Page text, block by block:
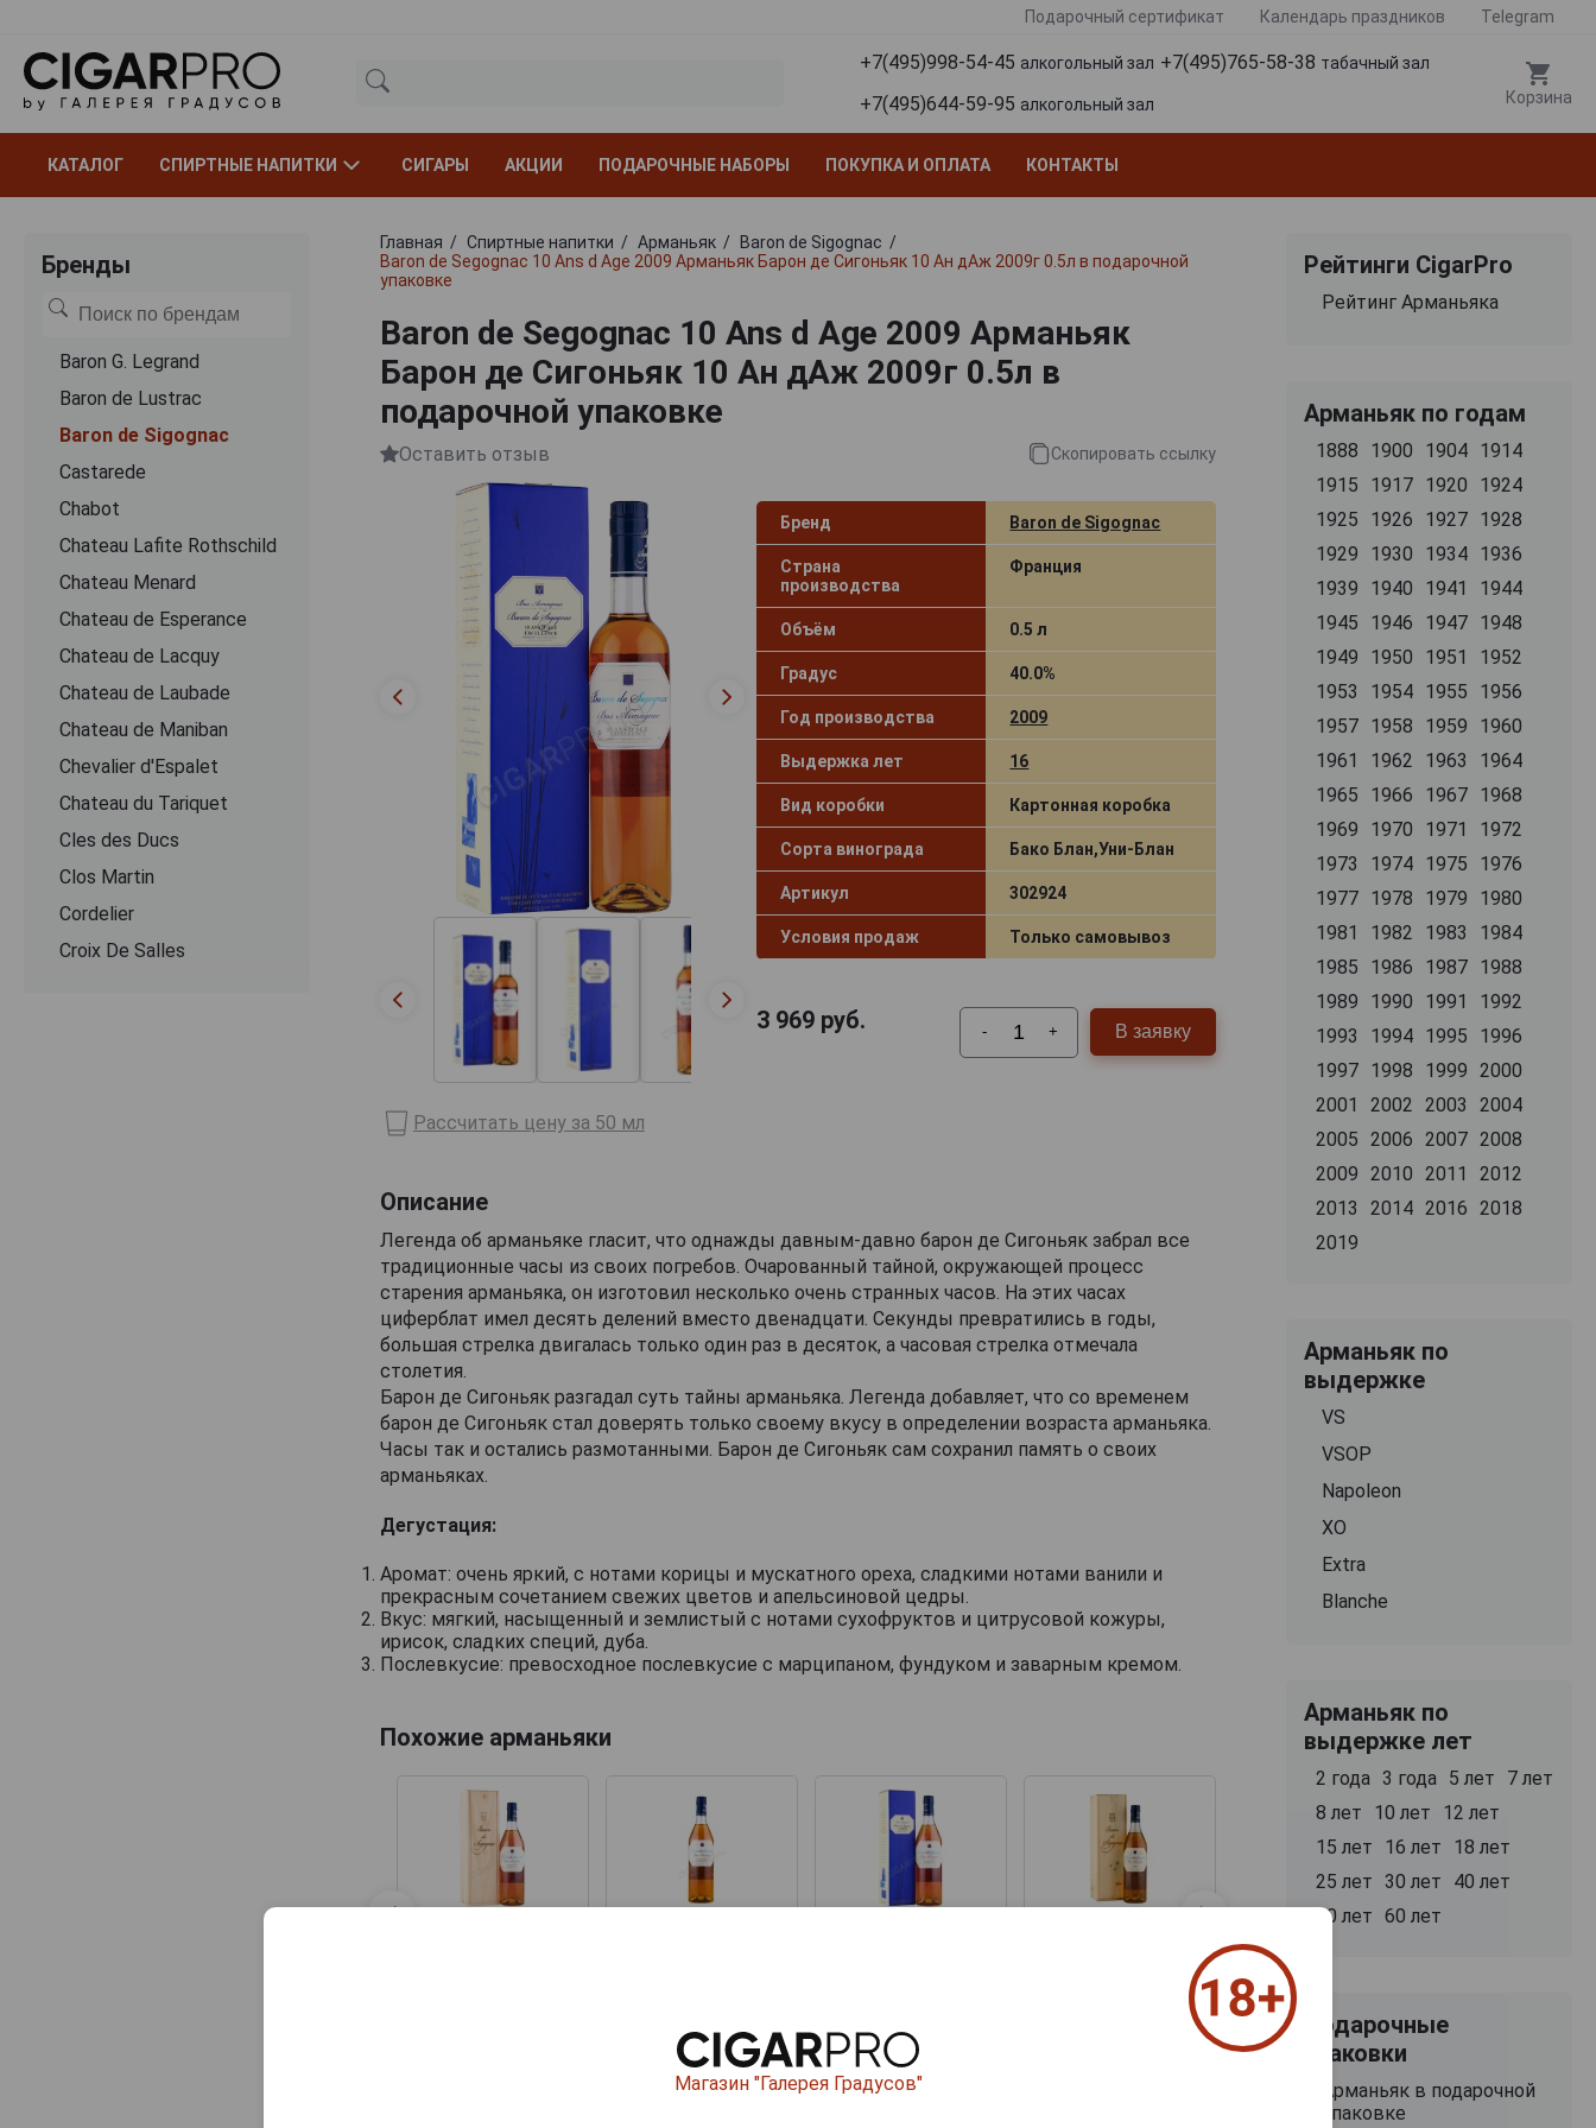
Подарочный сертификат Календарь праздников Telegram
+7(495)998-54-45 алкогольный зал +7(495)765-58-38 табачный зал
+7(495)644-59-95 алкогольный зал Корзина
КАТАЛОГ СПИРТНЫЕ НАПИТКИ СИГАРЫ АКЦИИ ПОДАРОЧНЫЕ НАБОРЫ ПОКУПКА И ОПЛАТА КОНТАКТЫ
Бренды
Baron G. Legrand
Baron de Lustrac
Baron de Sigognac
Castarede
Chabot
Chateau Lafite Rothschild
Chateau Menard
Chateau de Esperance
Chateau de Lacquy
Chateau de Laubade
Chateau de Maniban
Chevalier d'Espalet
Chаteau du Tariquet
Cles des Ducs
Clos Martin
Cordelier
Croix De Salles
Главная Спиртные напитки Арманьяк
Baron de Sigognac
Baron de Segognac 10 Ans d Age 2009 Арманьяк Барон де Сигоньяк 10 Ан дАж 2009г 0.5л в подарочной
упаковке
Baron de Segognac 10 Ans d Age 2009 Арманьяк
Барон де Сигоньяк 10 Ан дАж 2009г 0.5л в
подарочной упаковке
Оставить отзыв Скопировать ссылку
Бренд Baron de Sigognac
Страна
производства
Франция
Объём 0.5 л
Градус 40.0%
Год производства 2009
Выдержка лет 16
Вид коробки Картонная коробка
Сорта винограда Бако Блан,Уни-Блан
Артикул 302924
Условия продаж Только самовывоз
3 969руб. - + В заявку
Рассчитать цену за 50 мл
Описание
Легенда об арманьяке гласит, что однажды давным-давно барон де Сигоньяк забрал все
традиционные часы из своих погребов. Очарованный тайной, окружающей процесс
старения арманьяка, он изготовил несколько очень странных часов. На этих часах
циферблат имел десять делений вместо двенадцати. Секунды превратились в годы,
большая стрелка двигалась только один раз в десяток, а часовая стрелка отмечала
столетия.
Барон де Сигоньяк разгадал суть тайны арманьяка. Легенда добавляет, что со временем
барон де Сигоньяк стал доверять только своему вкусу в определении возраста арманьяка.
Часы так и остались размотанными. Барон де Сигоньяк сам сохранил память о своих
арманьяках.
Дегустация:
Аромат: очень яркий, с нотами корицы и мускатного ореха, сладкими нотами ванили и
прекрасным сочетанием свежих цветов и апельсиновой цедры.
Вкус: мягкий, насыщенный и землистый с нотами сухофруктов и цитрусовой кожуры,
ирисок, сладких специй, дуба.
Послевкусие: превосходное послевкусие с марципаном, фундуком и заварным кремом.
Похожие арманьяки
упаковке
4 501 руб.
упаковке
4 936 руб.
Барон де Сигоньяк
10 Ан дАж 2009г 0.5л
Рейтинги CigarPro
Рейтинг Арманьяка
Арманьяк по годам
1888 1900 1904 1914
1915
1917 1920
1924
1925
1926 1927 1928
1929
1930 1934 1936
1939
1940 1941
1944
1945
1946 1947 1948
1949
1950 1951
1952
1953
1954 1955
1956
1957 1958 1959
1960
1961
1962 1963
1964
1965
1966 1967 1968
1969
1970 1971
1972
1973
1974 1975
1976
1977 1978 1979
1980
1981
1982 1983
1984
1985
1986 1987 1988
1989
1990 1991
1992
1993
1994 1995
1996
1997 1998 1999
2000
2001
2002 2003
2004
2005
2006 2007 2008
2009
2010 2011
2012
2013
2014 2016
2018
2019
Арманьяк по
выдержке
VS
VSOP
Napoleon
XO
Extra
Blanche
Арманьяк по
выдержке лет
2 года 3 года 5 лет
7 лет
8 лет
10 лет
12 лет
15 лет
16 лет
18 лет
25 лет 30 лет
40 лет
50 лет 60 лет
Подарочные
упаковки
Арманьяк в подарочной
упаковке
Магазин "Галерея Градусов"